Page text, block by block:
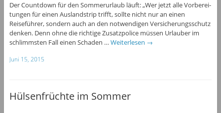
Der Countdown für den Sommerurlaub läuft: „Wer jetzt alle Vorberei-
tungen für einen Auslandstrip trifft, sollte nicht nur an einen
Reiseführer, sondern auch an den notwendigen Versicherungsschutz
denken. Denn ohne die richtige Zusatzpolice müssen Urlauber im
schlimmsten Fall einen Schaden … Weiterlesen →
Juni 15, 2015
Hülsenfrüchte im Sommer